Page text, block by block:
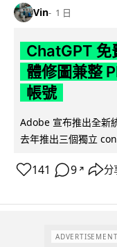
Vin 1 日
ChatGPT 免
體修圖兼整
帳號
Adobe 宣布推出全新
去年推出三個獨立
141 9 ↗ 分
ADVERTISEMENT